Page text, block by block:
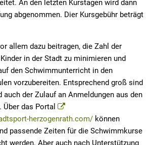
An den letzten Kurstagen wird dann
abgenommen. Dier Kursgebühr beträgt
allem dazu beitragen, die Zahl der
in der Stadt zu minimieren und
den Schwimmunterricht in den
vorzubereiten. Entsprechend groß sind
auch der Zulauf an Anmeldungen aus den
das Portal
herzogenrath.com/ können
passende Zeiten für die Schwimmkurse
werden. Aber auch nach Unterstützung